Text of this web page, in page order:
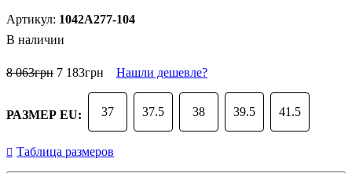
1042A277-104
В наличии
8 063грн 7 183грн Нашли дешевле?
РАЗМЕР EU: 37 37.5 38 39.5 41.5
Таблица размеров